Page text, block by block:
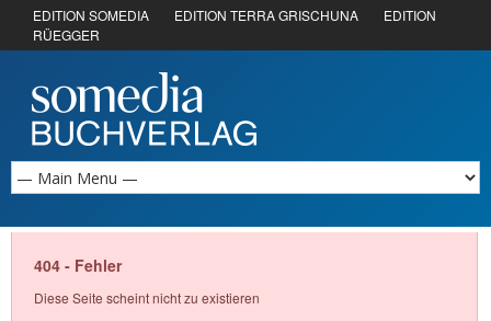
EDITION SOMEDIA EDITION TERRA GRISCHUNA
EDITION
RÜEGGER
404 - Fehler
Diese Seite scheint nicht zu existieren